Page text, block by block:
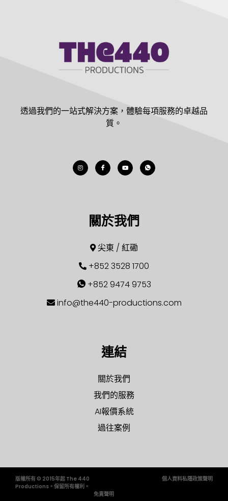
透過我們的一站式解決方案，體驗每項服務的卓越品
質。
關於我們
尖東 / 紅磡
+852 3528 1700
+852 9474 9753
info@the440-productions.com
連結
關於我們
我們的服務
AI報價系統
過往案例
版權所有 © 2015年起 The 440
Productions。保留所有權利。
個人資料私隱政策聲明
免責聲明